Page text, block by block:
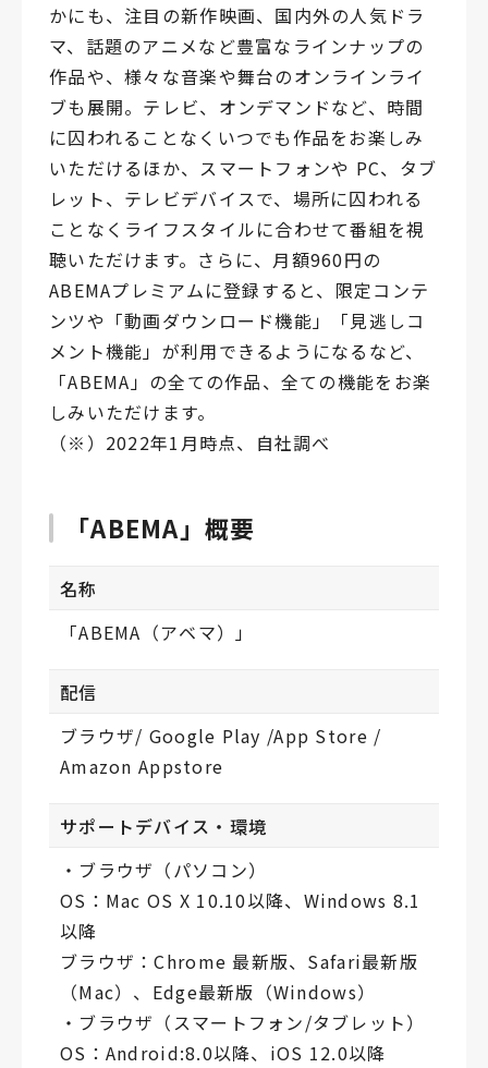
かにも、注目の新作映画、国内外の人気ドラ
マ、話題のアニメなど豊富なラインナップの
作品や、様々な音楽や舞台のオンラインライ
ブも展開。テレビ、オンデマンドなど、時間
に囚われることなくいつでも作品をお楽しみ
いただけるほか、スマートフォンや PC、タブ
レット、テレビデバイスで、場所に囚われる
ことなくライフスタイルに合わせて番組を視
聴いただけます。さらに、月額960円の
ABEMAプレミアムに登録すると、限定コンテ
ンツや「動画ダウンロード機能」「見逃しコ
メント機能」が利用できるようになるなど、
「ABEMA」の全ての作品、全ての機能をお楽
しみいただけます。
（※）2022年1月時点、自社調べ
「ABEMA」概要
名称
「ABEMA（アベマ）」
配信
ブラウザ/ Google Play /App Store /
Amazon Appstore
サポートデバイス・環境
・ブラウザ（パソコン）
OS：Mac OS X 10.10以降、Windows 8.1
以降
ブラウザ：Chrome 最新版、Safari最新版
（Mac）、Edge最新版（Windows）
・ブラウザ（スマートフォン/タブレット）
OS：Android:8.0以降、iOS 12.0以降